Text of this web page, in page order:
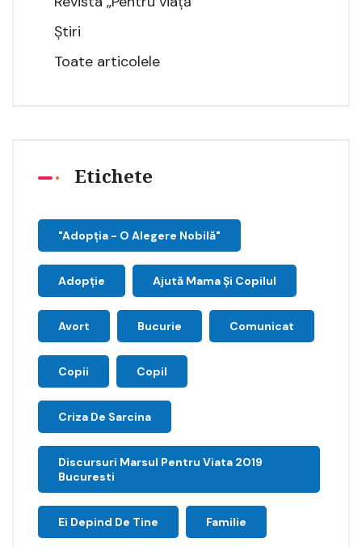
Știri
Toate articolele
Etichete
"Adopţia - O Alegere Nobilă"
Adopție Ajută Mama Și Copilul
Avort Bucurie Comunicat
Copii Copil
Criza De Sarcina
Discursuri Marsul Pentru Viata 2019
Bucuresti
Ei Depind De Tine Familie